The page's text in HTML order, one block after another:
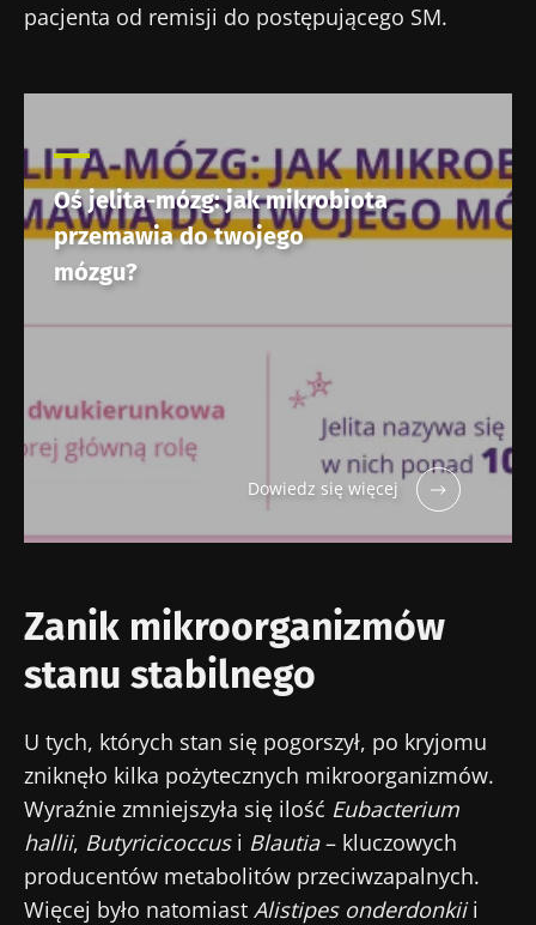
pacjenta od remisji do postępującego SM.
Oś jelita-mózg: jak mikrobiota
przemawia do twojego
mózgu?
Dowiedz się więcej
Zanik mikroorganizmów
stanu stabilnego
U tych, których stan się pogorszył, po kryjomu
zniknęło kilka pożytecznych mikroorganizmów.
Wyraźnie zmniejszyła się ilość Eubacterium
hallii, Butyricicoccusi Blautia– kluczowych
producentów metabolitów przeciwzapalnych.
Więcej było natomiast Alistipes onderdonkiii